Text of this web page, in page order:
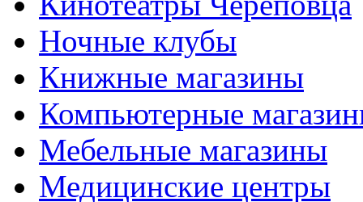
Ночные клубы
Книжные магазины
Компьютерные
Мебельные магазины
Медицинские центры